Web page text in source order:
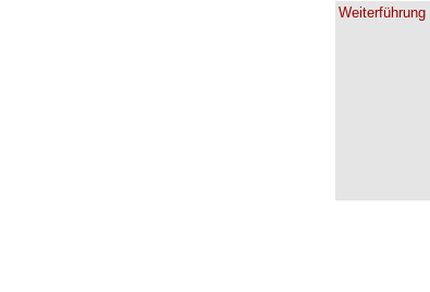
Weiterführung